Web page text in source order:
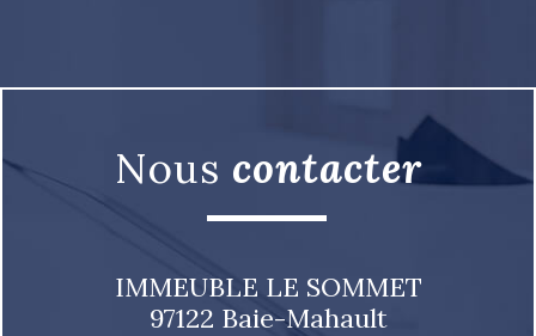
nous contacter
IMMEUBLE LE SOMMET
97122 Baie-Mahault